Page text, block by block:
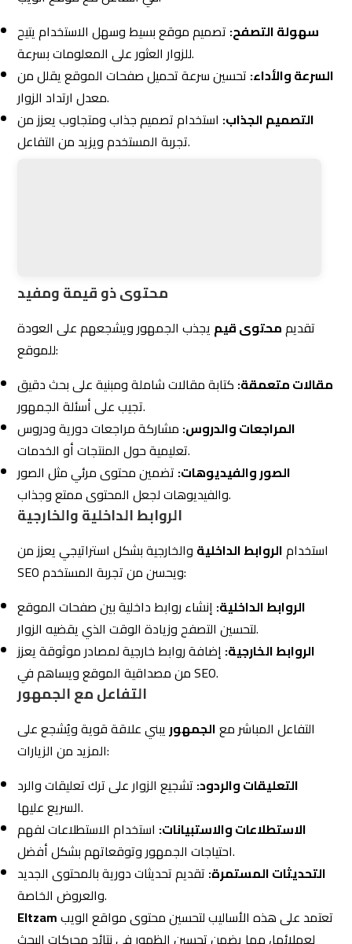
محتوى ذو قيمة ومفيد
يجذب الجمهور ويشجعهم على العودة
كتابة مقالات شاملة ومبنية على بحث دقيق
الروابط الداخلية والخارجية
استخدام الروابط الداخليةوالخارجية بشكل استراتيجي يعزز من
الروابط الداخلية:إنشاء روابط داخلية بين صفحات الموقع
الروابط الخارجية:إضافة روابط خارجية لمصادر موثوقة يعزز
التفاعل مع الجمهور
التفاعل المباشر معالجمهوريبني علاقة قوية ويُشجع على
المزيد من الزيارات:
التعليقات والردود: تشجيع الزوار على ترك تعليقات والرد
السريع عليها.
الاستطلاعات والاستبيانات:استخدام الاستطلاعات لفهم
احتياجات الجمهور وتوقعاتهم بشكل أفضل.
التحديثات المستمرة:تقديم تحديثات دورية بالمحتوى الجديد
والعروض الخاصة.
Eltzamتعتمد على هذه الأساليب لتحسين محتوى مواقع الويب
لعملائها، مما يضمن تحسين الظهور في نتائج محركات البحث
وزيادة التفاعل مع الجمهور المستهدف. تحقيق تجربة مستخدم
ممتازة ومحتوى ذو قيمة هو ركيزة أساسية في نجاح
بتطبيق هذه الأساليب، يمكن للشركات تحقيق تحسين كبير في
وصول محتواها إلى الجمهور المستهدف، مما يدعم النمو
والتوسع في السوق الرقمي.
3.4 الإعلانات عبر محركات البحث (SEM) المدفوعة
الت